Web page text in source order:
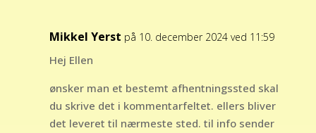
Mikkel Yerst på 10. december 2024 ved 11:59
Hej Ellen
ønsker man et bestemt afhentningssted skal
du skrive det i kommentarfeltet. ellers bliver
det leveret til nærmeste sted. til info sender